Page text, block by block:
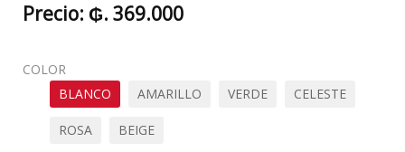
Precio: ₲. 369.000
COLOR
BLANCO
AMARILLO VERDE CELESTE
ROSA BEIGE